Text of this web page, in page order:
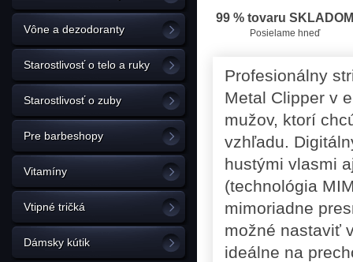
Vône a dezodoranty
Starostlivosť o telo a ruky
Starostlivosť o zuby
Pre barbeshopy
Vitamíny
Vtipné tričká
Dámsky kútik
99 % tovaru SKLADOM
Posielame hneď
Profesionálny
Metal Clipper v
mužov, ktorí
vzhľadu.
hustými vlasmi
(technológia
mimoriadne
možné nastaviť
ideálne na